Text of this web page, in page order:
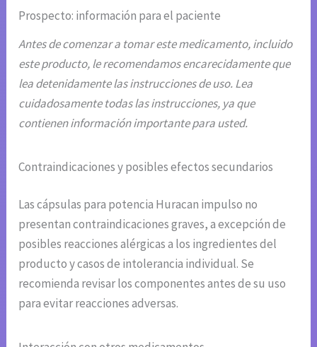
Prospecto: información para el paciente
Antes de comenzar a tomar este medicamento, incluido
este producto, le recomendamos encarecidamente que
lea detenidamente las instrucciones de uso. Lea
cuidadosamente todas las instrucciones, ya que
contienen información importante para usted.
Contraindicaciones y posibles efectos secundarios
Las cápsulas para potencia Huracan impulso no
presentan contraindicaciones graves, a excepción de
posibles reacciones alérgicas a los ingredientes del
producto y casos de intolerancia individual. Se
recomienda revisar los componentes antes de su uso
para evitar reacciones adversas.